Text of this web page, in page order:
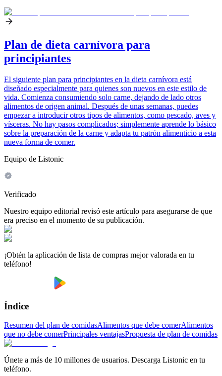
Plan de dieta carnívora para
principiantes
El siguiente plan para principiantes en la dieta carnívora está
diseñado especialmente para quienes son nuevos en este estilo de
vida. Comienza consumiendo solo carne, dejando de lado otros
alimentos de origen animal. Después de unas semanas, puedes
empezar a introducir otros tipos de alimentos, como pescado, aves y
vísceras. No hay pasos complicados; simplemente aprende lo básico
sobre la preparación de la carne y adapta tu patrón alimenticio a esta
nueva forma de comer.
Equipo de Listonic
Verificado
Nuestro equipo editorial revisó este artículo para asegurarse de que
era preciso en el momento de su publicación.
¡Obtén la aplicación de lista de compras mejor valorada en tu
teléfono!
Índice
Resumen del plan de comidasAlimentos que debe comerAlimentos
que no debe comerPrincipales ventajasPropuesta de plan de comidas
Únete a más de 10 millones de usuarios. Descarga Listonic en tu
teléfono.